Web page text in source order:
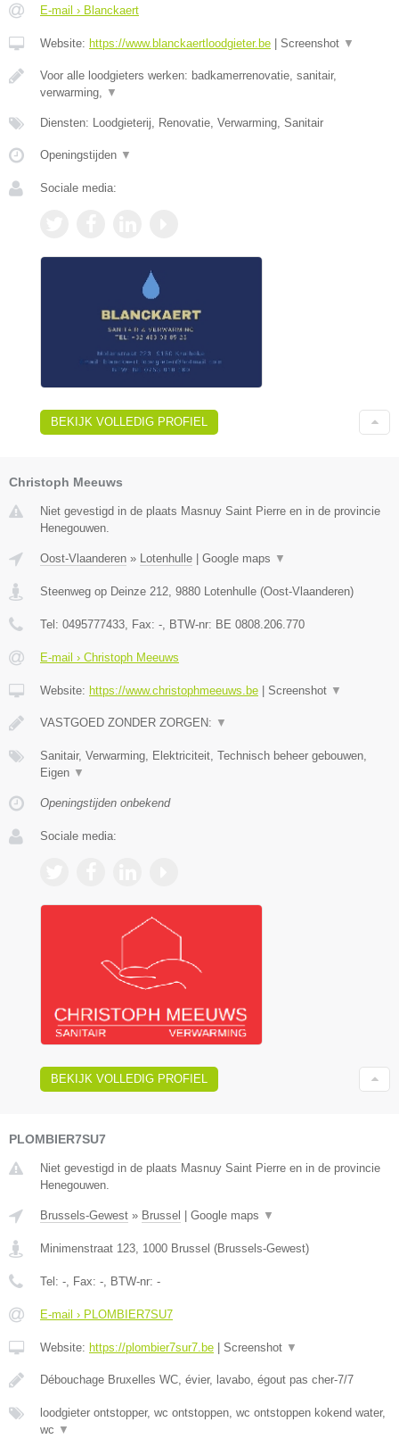
E-mail › Blanckaert
Website: https://www.blanckaertloodgieter.be Screenshot ▼
Voor alle loodgieters werken: badkamerrenovatie, sanitair,
verwarming,
▼
Diensten: Loodgieterij, Renovatie, Verwarming, Sanitair
Openingstijden ▼
Sociale media:
BEKIJK VOLLEDIG PROFIEL
Christoph Meeuws
Niet gevestigd in de plaats Masnuy Saint Pierre en in de provincie
Henegouwen.
Oost-Vlaanderen » Lotenhulle | Google maps ▼
Steenweg op Deinze 212 9880 Lotenhulle (Oost-Vlaanderen)
Tel: 0495777433 , Fax: - , BTW-nr: BE 0808.206.770
E-mail › Christoph Meeuws
Website: https://www.christophmeeuws.be | Screenshot ▼
VASTGOED ZONDER ZORGEN: ▼
Sanitair, Verwarming, Elektriciteit, Technisch beheer gebouwen,
Eigen ▼
Openingstijden onbekend
Sociale media:
BEKIJK VOLLEDIG PROFIEL
PLOMBIER7SU7
Niet gevestigd in de plaats Masnuy Saint Pierre en in de provincie
Henegouwen.
Brussels-Gewest » Brussel Google maps ▼
Minimenstraat 123, 1000 Brussel (Brussels-Gewest)
Tel: -, Fax: -, BTW-nr: -
E-mail › PLOMBIER7SU7
Website: https://plombier7sur7.be Screenshot ▼
Débouchage Bruxelles WC, évier, lavabo, égout pas cher-7/7
loodgieter ontstopper, wc ontstoppen, wc ontstoppen kokend water,
wc ▼